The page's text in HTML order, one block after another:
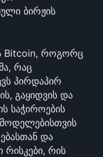
ბირჟის
Bitcoin, როგორც
რაც
პირდაპირ
გაყიდვის და
საჭიროების
და
რისკები, რის